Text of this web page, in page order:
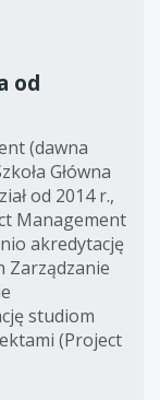
od
(dawna
Główna
od 2014 r.,
Management
akredytację
Zarządzanie
studiom
(Project